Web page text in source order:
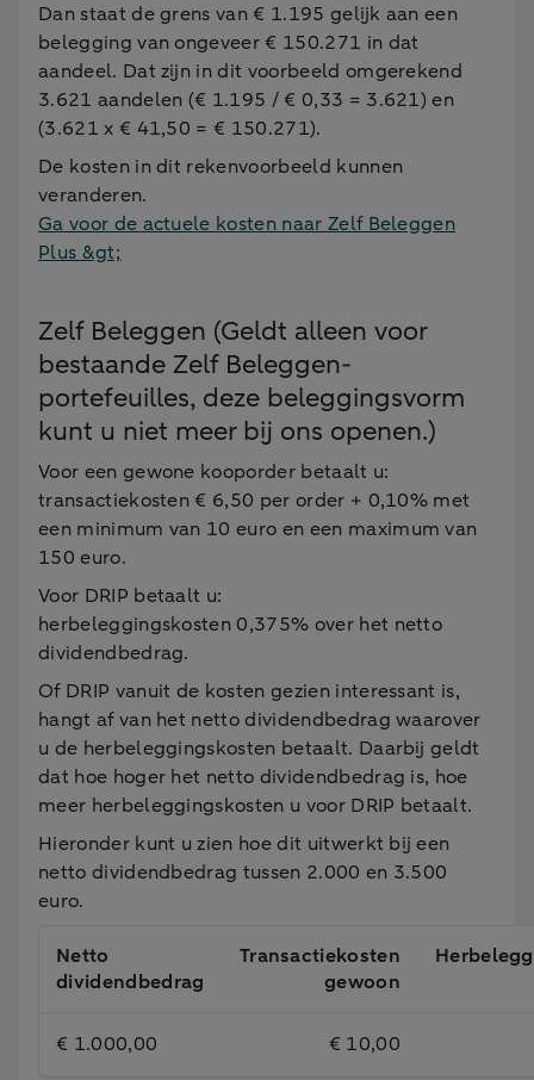
Dan staat de grens van € 1.195 gelijk aan een
belegging van ongeveer € 150.271 in dat
aandeel. Dat zijn in dit voorbeeld omgerekend
3.621 aandelen (€ 1.195 / € 0,33 = 3.621) en
(3.621 x € 41,50 = € 150.271).
De kosten in dit rekenvoorbeeld kunnen
veranderen.
Ga voor de actuele kosten naar Zelf Beleggen
Plus &gt;
Zelf Beleggen (Geldt alleen voor
bestaande Zelf Beleggen-
portefeuilles, deze beleggingsvorm
kunt u niet meer bij ons openen.)
Voor een gewone kooporder betaalt u:
transactiekosten € 6,50 per order + 0,10% met
een minimum van 10 euro en een maximum van
150 euro.
Voor DRIP betaalt u:
herbeleggingskosten 0,375% over het netto
dividendbedrag.
Of DRIP vanuit de kosten gezien interessant is,
hangt af van het netto dividendbedrag waarover
u de herbeleggingskosten betaalt. Daarbij geldt
dat hoe hoger het netto dividendbedrag is, hoe
meer herbeleggingskosten u voor DRIP betaalt.
Hieronder kunt u zien hoe dit uitwerkt bij een
netto dividendbedrag tussen 2.000 en 3.500
euro.
Netto
dividendbedrag
Transactiekosten
gewoon
€ 1.000,00 € 10,00